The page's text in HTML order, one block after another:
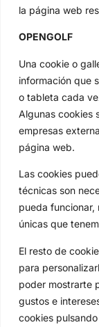
la página web
OPENGOLF
Una cookie o
información que
o tableta cada
Algunas cookies
empresas
página web.
Las cookies
técnicas son
pueda funcionar,
únicas que
El resto de
para
poder mostrarte
gustos e
cookies
Categorias
Inicio
Amateurs
Circuitos
Especiales
Compañía
Aviso Legal
Política de
Política de
Publicidad
Newsletters
Copyright